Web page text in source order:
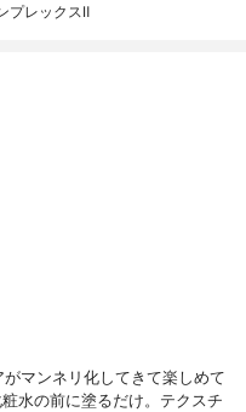
プレックスⅡ
マンネリ化してきて楽しめて
水の前に塗るだけ。テクスチ